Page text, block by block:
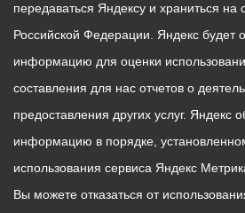
передаваться Яндексу и храниться
Российской Федерации. Яндекс будет
информацию для оценки
составления для нас отчетов о
предоставления других услуг. Яндекс
информацию в порядке,
использования сервиса Яндекс
Вы можете отказаться от